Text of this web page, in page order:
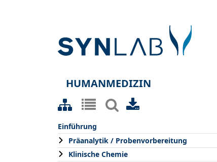
HUMANMEDIZIN
Einführung
Präanalytik / Probenvorbereitung
Klinische Chemie